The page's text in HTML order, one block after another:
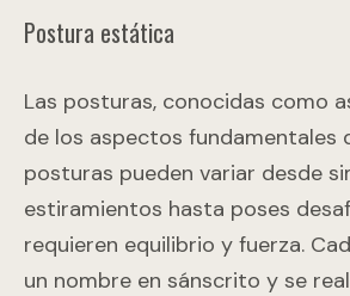
Postura estática
Las posturas, conocidas como
de los aspectos fundamentales
posturas pueden variar desde
estiramientos hasta poses
requieren equilibrio y fuerza.
un nombre en sánscrito y se